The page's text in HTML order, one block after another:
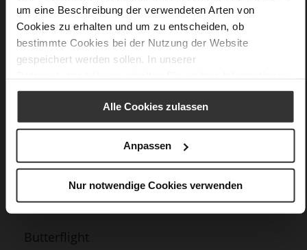
um eine Beschreibung der verwendeten Arten von
Cookies zu erhalten und um zu entscheiden, ob
bestimmte Cookies bei der Nutzung der Website
gespeichert werden sollen. In unserer
Alle Cookies zulassen
Anpassen
Nur notwendige Cookies verwenden
Care
Butterflight